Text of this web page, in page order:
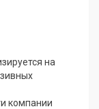
на
компании